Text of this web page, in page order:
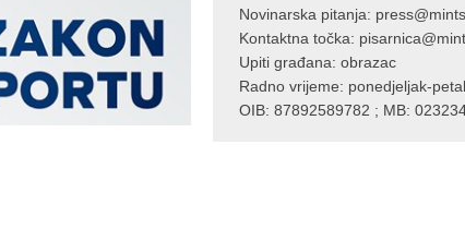
Novinarska pitanja:
Kontaktna točka:
Upiti građana: obrazac
Radno vrijeme: ponedjeljak-
OIB: 87892589782 ; MB: